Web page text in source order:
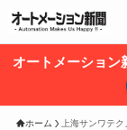
オートメーション
ホーム 上海サンワテク